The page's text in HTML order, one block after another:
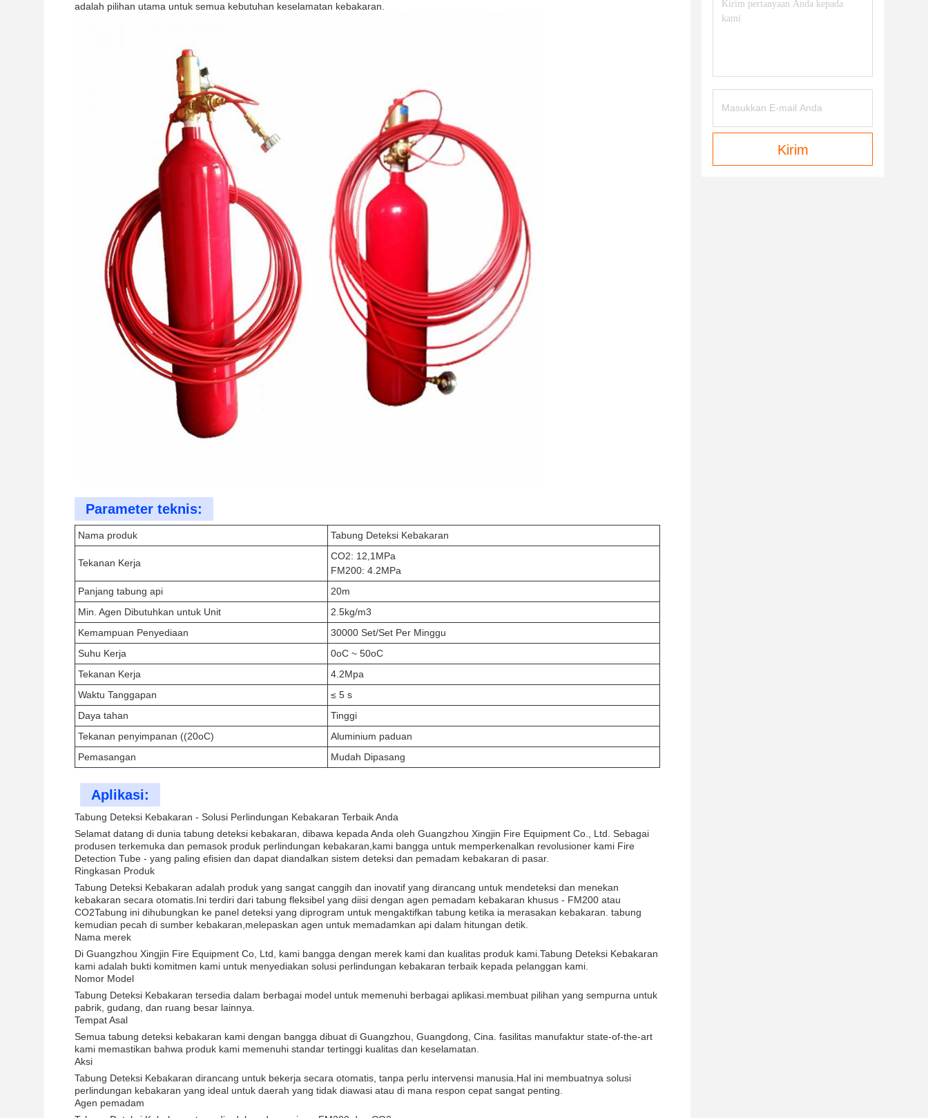
adalah pilihan utama untuk semua kebutuhan keselamatan kebakaran.
Parameter teknis:
Nama produk Tabung Deteksi Kebakaran
Tekanan Kerja
CO2: 12,1MPa
FM200: 4.2MPa
Panjang tabung api
20m
Min. Agen Dibutuhkan untuk Unit
2.5kg/m3
Kemampuan Penyediaan
30000 Set/Set Per Minggu
Suhu Kerja
0oC ~ 50oC
Tekanan Kerja
4.2Mpa
Waktu Tanggapan
≤ 5 s
Daya tahan
Tinggi
Tekanan penyimpanan ((20oC)
Aluminium paduan
Pemasangan
Mudah Dipasang
Aplikasi:
Tabung Deteksi Kebakaran - Solusi Perlindungan Kebakaran Terbaik Anda
Selamat datang di dunia tabung deteksi kebakaran, dibawa kepada Anda oleh Guangzhou Xingjin Fire Equipment Co., Ltd. Sebagai
produsen terkemuka dan pemasok produk perlindungan kebakaran,kami bangga untuk memperkenalkan revolusioner kami Fire
Detection Tube - yang paling efisien dan dapat diandalkan sistem deteksi dan pemadam kebakaran di pasar.
Ringkasan Produk
Tabung Deteksi Kebakaran adalah produk yang sangat canggih dan inovatif yang dirancang untuk mendeteksi dan menekan
kebakaran secara otomatis.Ini terdiri dari tabung fleksibel yang diisi dengan agen pemadam kebakaran khusus - FM200 atau
CO2Tabung ini dihubungkan ke panel deteksi yang diprogram untuk mengaktifkan tabung ketika ia merasakan kebakaran. tabung
kemudian pecah di sumber kebakaran,melepaskan agen untuk memadamkan api dalam hitungan detik.
Nama merek
Di Guangzhou Xingjin Fire Equipment Co, Ltd, kami bangga dengan merek kami dan kualitas produk kami.Tabung Deteksi Kebakaran
kami adalah bukti komitmen kami untuk menyediakan solusi perlindungan kebakaran terbaik kepada pelanggan kami.
Nomor Model
Tabung Deteksi Kebakaran tersedia dalam berbagai model untuk memenuhi berbagai aplikasi.membuat pilihan yang sempurna untuk
pabrik, gudang, dan ruang besar lainnya.
Tempat Asal
Semua tabung deteksi kebakaran kami dengan bangga dibuat di Guangzhou, Guangdong, Cina. fasilitas manufaktur state-of-the-art
kami memastikan bahwa produk kami memenuhi standar tertinggi kualitas dan keselamatan.
Aksi
Tabung Deteksi Kebakaran dirancang untuk bekerja secara otomatis, tanpa perlu intervensi manusia.Hal ini membuatnya solusi
perlindungan kebakaran yang ideal untuk daerah yang tidak diawasi atau di mana respon cepat sangat penting.
Agen pemadam
Kirim